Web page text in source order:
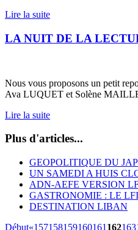
Lire la suite
LA NUIT DE LA
Nous vous proposons un petit
Ava LUQUET et Solène
Lire la suite
Plus d'articles...
GEOPOLITIQUE DU
UN SAMEDI A HUIS
ADN-AEFE VERSION
GASTRONOMIE : LE
DESTINATION LIBAN
Début«157158159160161 162163